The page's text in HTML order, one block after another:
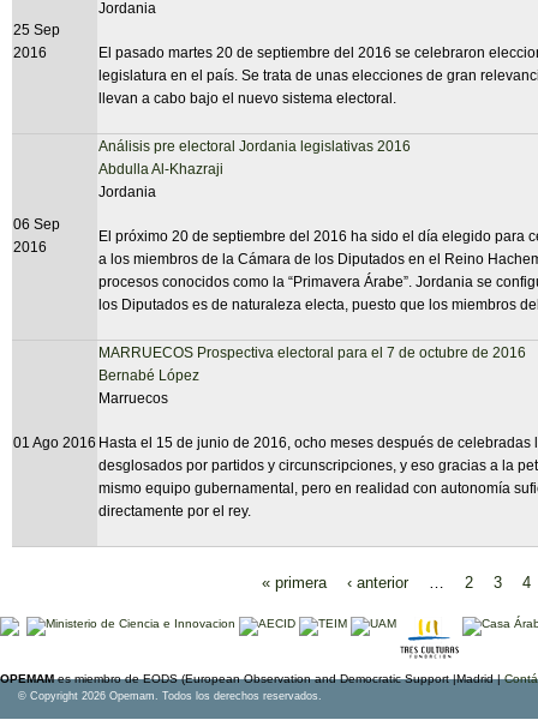
25 Sep
2016
Jordania
El pasado martes 20 de septiembre del 2016 se celebraron
legislatura en el país. Se trata de unas elecciones de gran
llevan a cabo bajo el nuevo sistema electoral.
06 Sep
2016
Análisis pre electoral Jordania legislativas 2016
Abdulla Al-Khazraji
Jordania
El próximo 20 de septiembre del 2016 ha sido el día elegido para
a los miembros de la Cámara de los Diputados en el Reino
procesos conocidos como la “Primavera Árabe”. Jordania se
los Diputados es de naturaleza electa, puesto que los miembros
01 Ago 2016
MARRUECOS Prospectiva electoral para el 7 de octubre de 2016
Bernabé López
Marruecos
Hasta el 15 de junio de 2016, ocho meses después de
desglosados por partidos y circunscripciones, y eso gracias a la
mismo equipo gubernamental, pero en realidad con autonomía
directamente por el rey.
« primera ‹ anterior 2 3 4
OPEMAMes miembro de EODS (European Observation and Democratic Support |Madrid |
© Copyright 2026 Opemam. Todos los derechos reservados.